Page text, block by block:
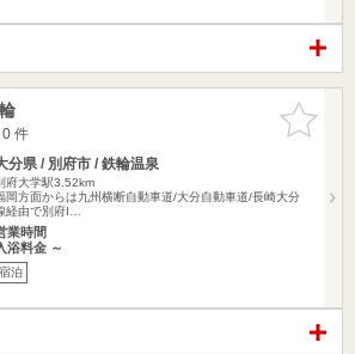
お気に入
りに追加
件
分県 / 別府市 / 鉄輪温泉
府大学駅3.52km
岡方面からは九州横断自動車道/大分自動車道/長崎大分
経由で別府I…
業時間
浴料金 ～
宿泊